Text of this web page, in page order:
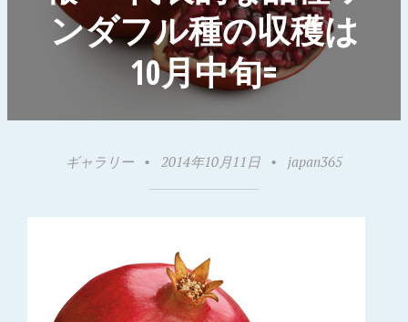
ンダフル種の収穫は
10月中旬=
ギャラリー • 2014年10月11日 • japan365